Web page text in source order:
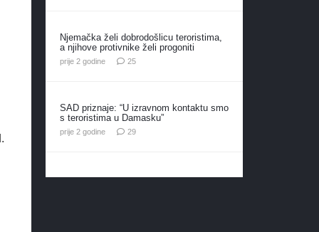
Njemačka želi dobrodošlicu teroristima,
a njihove protivnike želi progoniti
prije 2 godine 25komentara
SAD priznaje: “U izravnom kontaktu smo
s teroristima u Damasku”
prije 2 godine 29komentara